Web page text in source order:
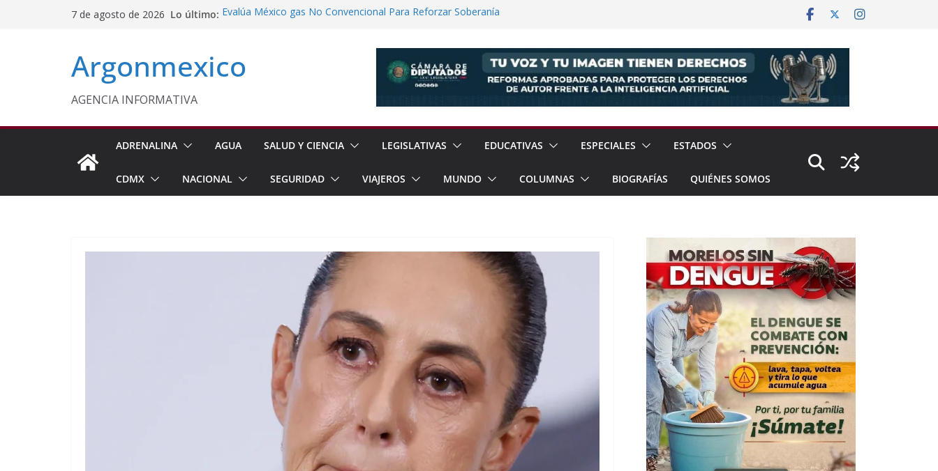
7 de agosto de 2026 Lo último: Evalúa México gas No Convencional Para Reforzar Soberanía
Texcoco Fortalece Prestaciones de Trabajadores del
Aseguran Casi 10 Millones de Cigarrillos Apócrifos en
Michoacán
Argonmexico
AGENCIA INFORMATIVA
ADRENALINA AGUA SALUD Y CIENCIA LEGISLATIVAS EDUCATIVAS ESPECIALES ESTADOS
CDMX NACIONAL SEGURIDAD VIAJEROS MUNDO COLUMNAS BIOGRAFÍAS QUIÉNES SOMOS